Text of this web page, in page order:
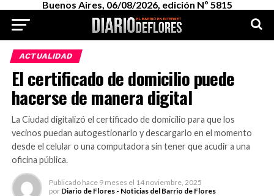
Buenos Aires, 06/08/2026, edición Nº 5815
ACTUALIDAD
El certificado de domicilio puede
hacerse de manera digital
La Ciudad digitalizó el certificado de domicilio para que los
vecinos puedan autogestionarlo y descargarlo en el momento
desde el celular o una computadora sin tener que acudir a una
oficina pública.
Publicado hace 9 meses el 14 noviembre, 2025
por Diario de Flores - Noticias del Barrio de Flores